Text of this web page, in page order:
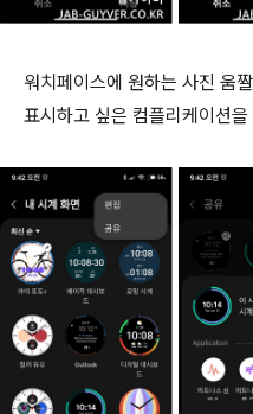
워치페이스에 원하는 사진 움
표시하고 싶은 컴플리케이션